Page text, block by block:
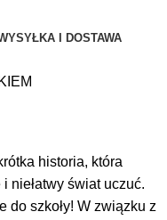
I DOSTAWA
historia, która
niełatwy świat uczuć.
do szkoły! W związku z